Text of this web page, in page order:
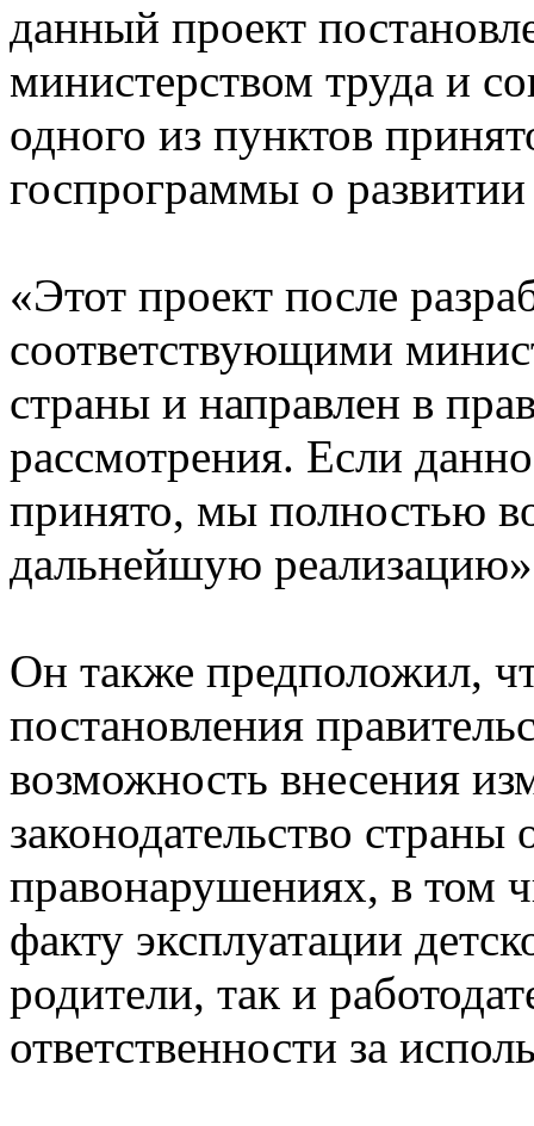
данный проект
министерством труда и
одного из пунктов
госпрограммы о
«Этот проект после
соответствующими
страны и направлен в
рассмотрения. Если
принято, мы полностью
дальнейшую
Он также предположил,
постановления
возможность внесения
законодательство
правонарушениях, в том
факту эксплуатации
родители, так и
ответственности за